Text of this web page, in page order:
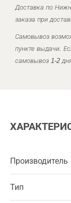
Доставка по
заказа при
Самовывоз
пункте выдачи.
самовывоз 1-2
Производитель
Тип